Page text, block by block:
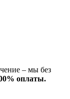
– мы без
оплаты.